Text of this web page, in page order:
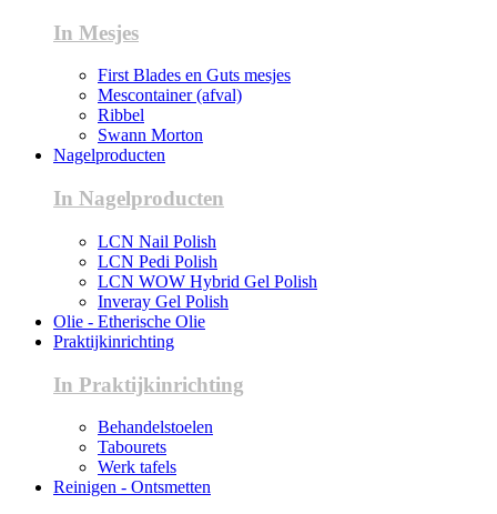
In Mesjes
First Blades en Guts mesjes
Mescontainer (afval)
Ribbel
Swann Morton
Nagelproducten
In Nagelproducten
LCN Nail Polish
LCN Pedi Polish
LCN WOW Hybrid Gel Polish
Inveray Gel Polish
Olie - Etherische Olie
Praktijkinrichting
In Praktijkinrichting
Behandelstoelen
Tabourets
Werk tafels
Reinigen - Ontsmetten